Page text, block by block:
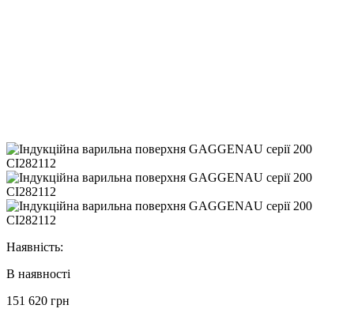
Наявність:
В наявності
151 620 грн